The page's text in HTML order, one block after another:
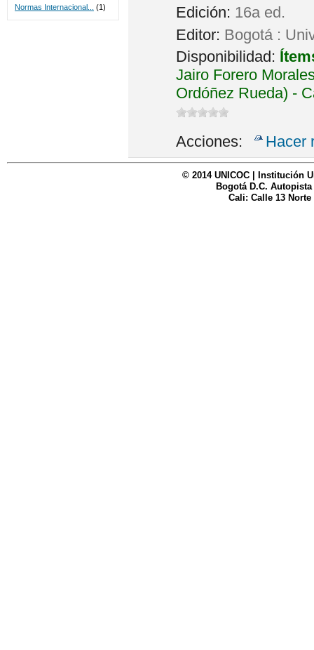
Edición: 16a ed.
Editor: Bogotá :
Disponibilidad:
Jairo Forero
Ordóñez Rueda) -
Acciones: Hacer
Normas Internacional...
(1)
© 2014 UNICOC | Institución
Bogotá D.C. Autopista
Cali: Calle 13 Norte